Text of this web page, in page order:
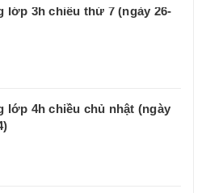
lớp 3h chiều thứ 7 (ngày 26-
lớp 4h chiều chủ nhật (ngày